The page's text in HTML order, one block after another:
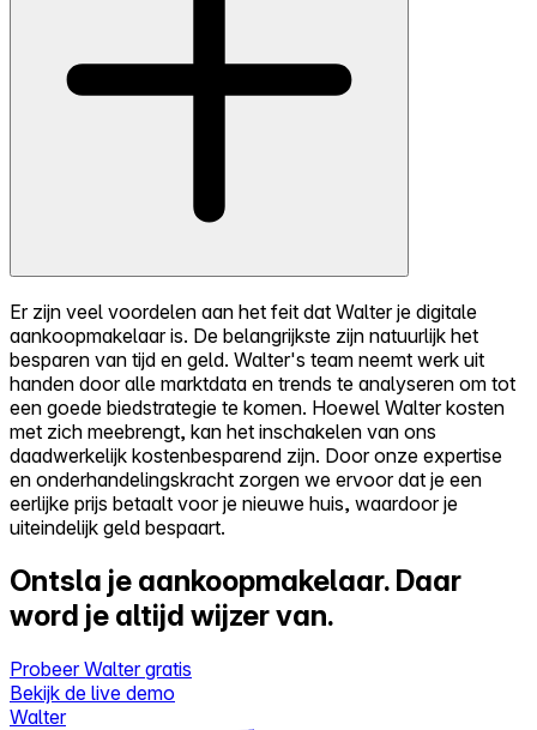
Er zijn veel voordelen aan het feit dat Walter je digitale
aankoopmakelaar is. De belangrijkste zijn natuurlijk het
besparen van tijd en geld. Walter's team neemt werk uit
handen door alle marktdata en trends te analyseren om tot
een goede biedstrategie te komen. Hoewel Walter kosten
met zich meebrengt, kan het inschakelen van ons
daadwerkelijk kostenbesparend zijn. Door onze expertise
en onderhandelingskracht zorgen we ervoor dat je een
eerlijke prijs betaalt voor je nieuwe huis, waardoor je
uiteindelijk geld bespaart.
Ontsla je aankoopmakelaar. Daar
word je altijd wijzer van.
Probeer Walter gratis
Bekijk de live demo
Walter